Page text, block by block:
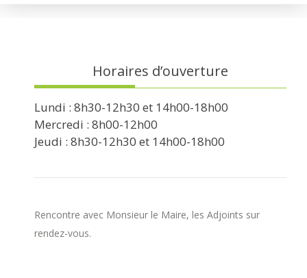
Horaires d’ouverture
Lundi : 8h30-12h30 et 14h00-18h00
Mercredi : 8h00-12h00
Jeudi : 8h30-12h30 et 14h00-18h00
Rencontre avec Monsieur le Maire, les Adjoints sur
rendez-vous.